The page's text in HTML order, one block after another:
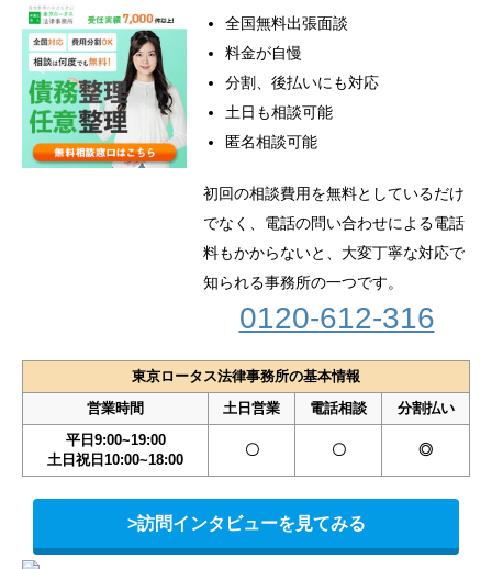
全国無料出張面談
料金が自慢
分割、後払いにも対応
土日も相談可能
匿名相談可能
初回の相談費用を無料としているだけ
でなく、電話の問い合わせによる電話
料もかからないと、大変丁寧な対応で
知られる事務所の一つです。
0120-612-316
東京ロータス法律事務所の基本情報
営業時間
土日営業 電話相談
分割払い
平日9:00~19:00
土日祝日10:00~18:00
〇 〇 ◎
>訪問インタビューを見てみる